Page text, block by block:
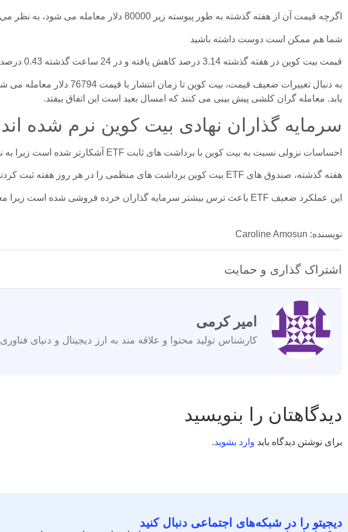
اگرچه قیمت آن از هفته گذشته به طور پیوسته زیر 80000 دلار معامله می شود، به نظر می رسد که معامله گران دیگر امکان شکست بزرگ قیمت بیت کوین را نمی بینند.
شما هم ممکن است دوست داشته باشید
قیمت بیت کوین در هفته گذشته 3.14 درصد کاهش یافته و در 24 ساعت گذشته 0.43 درصد کاهش یافته است زیرا قیمت بیت کوین تلاش می کند تا اوج های اخیر خود را دوباره به دست آورد.
به دنبال تغییرات ضعیف قیمت، بیت کوین تا زمان انتشار با قیمت 76794 دلار معامله می شود. در میان فشارهای مداوم طرف فروش،
یابد. معامله گران کلشی پیش بینی می کنند که امسال بعید است این اتفاق بیفتد.
سرمایه گذاران نهادی بیت کوین نرم شده اند
احساسات نزولی نسبت به بیت کوین با برداشت های ثابت ETF آشکارتر شده است زیرا به نظر می رسد سرمایه گذاران نهادی در حال عقب نشینی هستند.
هفته گذشته، صندوق های ETF بیت کوین برداشت های منظمی را در هر روز هفته ثبت کردند. در تمام هفته هیچ جریان سرمایه جدیدی به بازار ETF بیت کوین وجود نداشته است.
این عملکرد ضعیف ETF باعث ترس بیشتر سرمایه گذاران خرده فروشی شده است زیرا معامله گران شروع به محتاط شدن کرده اند و در مورد اصلاح طولانی مدت قیمت گمانه زنی می کنند.
نویسنده: Caroline Amosun
اشتراک گذاری و حمایت
امیر کرمی
کارشناس تولید محتوا و علاقه مند به ارز دیجیتال و دنیای فناوری
دیدگاهتان را بنویسید
برای نوشتن دیدگاه باید وارد بشوید.
دیجیتو را در شبکه‌های اجتماعی دنبال کنید